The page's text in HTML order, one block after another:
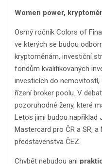
Women power,
Osmý ročník Colors of
ve kterých se budou
kryptoměnám, investiční
fondům kvalifikovaných
investicích do
řízení broker poolu. V
pozoruhodné ženy, které
Letos jimi budou například
Mastercard pro ČR a SR,
představenstva ČEZ.
Chybět nebudou ani